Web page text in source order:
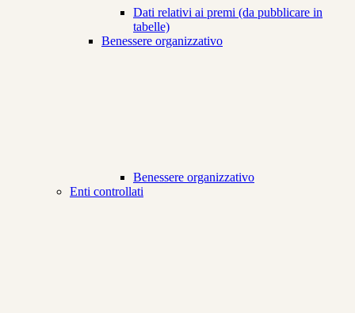
Dati relativi ai premi (da pubblicare in
tabelle)
Benessere organizzativo
Benessere organizzativo
Enti controllati